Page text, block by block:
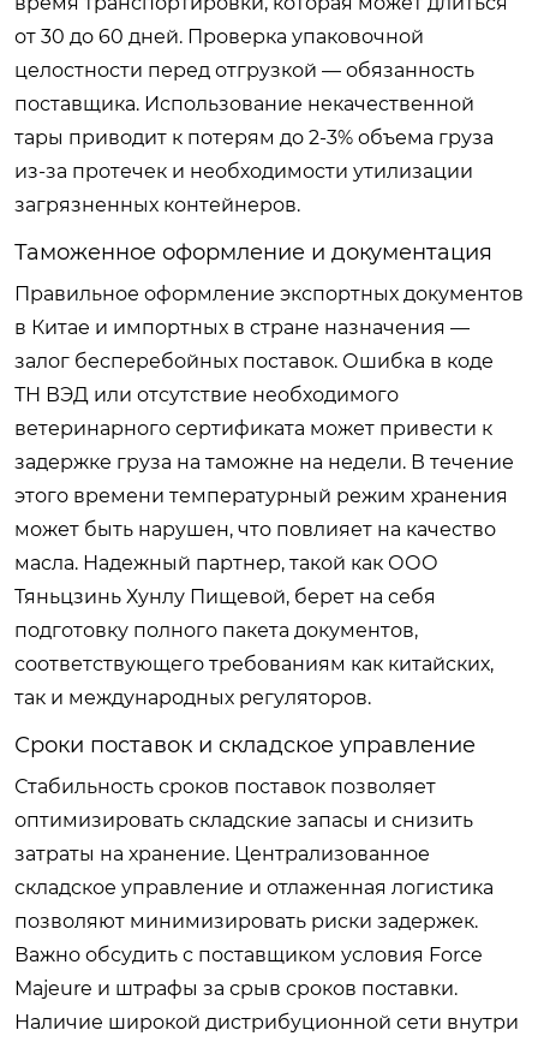
от 30 до 60 дней. Проверка упаковочной
целостности перед отгрузкой — обязанность
поставщика. Использование некачественной
тары приводит к потерям до 2-3% объема груза
из-за протечек и необходимости утилизации
загрязненных контейнеров.
Таможенное оформление и документация
Правильное оформление экспортных документов
в Китае и импортных в стране назначения —
залог бесперебойных поставок. Ошибка в коде
ТН ВЭД или отсутствие необходимого
ветеринарного сертификата может привести к
задержке груза на таможне на недели. В течение
этого времени температурный режим хранения
может быть нарушен, что повлияет на качество
масла. Надежный партнер, такой как ООО
Тяньцзинь Хунлу Пищевой, берет на себя
подготовку полного пакета документов,
соответствующего требованиям как китайских,
так и международных регуляторов.
Сроки поставок и складское управление
Стабильность сроков поставок позволяет
оптимизировать складские запасы и снизить
затраты на хранение. Централизованное
складское управление и отлаженная логистика
позволяют минимизировать риски задержек.
Важно обсудить с поставщиком условия Force
Majeure и штрафы за срыв сроков поставки.
Наличие широкой дистрибуционной сети внутри